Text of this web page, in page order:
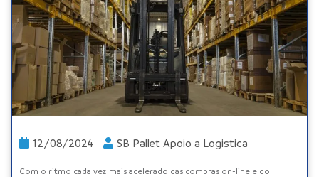
12/08/2024 SB Pallet Apoio a Logistica
Com o ritmo cada vez mais acelerado das compras on-line e do